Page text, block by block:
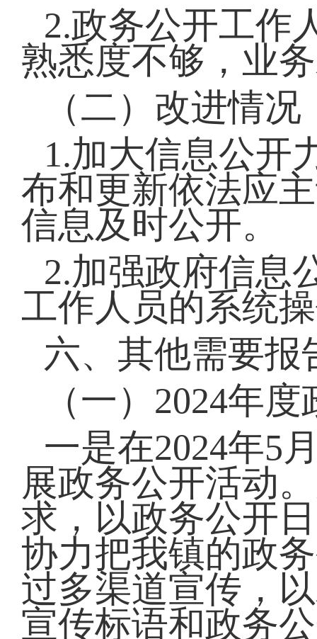
2.政务公开工作
熟悉度不够，业
（二）改进情况
1.加大信息公开
布和更新依法应
信息及时公开。
2.加强政府信息
工作人员的系统
六、其他需要报
（一）2024年
一是在2024年5
展政务公开活动
求，以政务公开
协力把我镇的政
过多渠道宣传，
宣传标语和政务